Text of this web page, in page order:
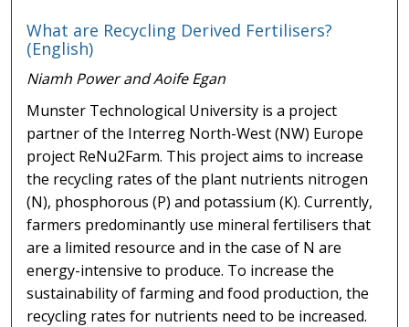
What are Recycling Derived Fertilisers?
(English)
Niamh Power and Aoife Egan
Munster Technological University is a project
partner of the Interreg North-West (NW) Europe
project ReNu2Farm. This project aims to increase
the recycling rates of the plant nutrients nitrogen
(N), phosphorous (P) and potassium (K). Currently,
farmers predominantly use mineral fertilisers that
are a limited resource and in the case of N are
energy-intensive to produce. To increase the
sustainability of farming and food production, the
recycling rates for nutrients need to be increased.